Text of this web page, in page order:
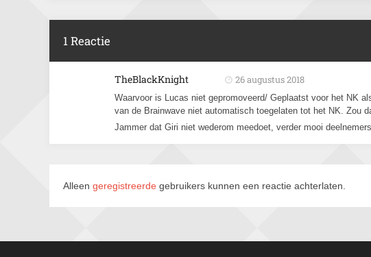
1 Reactie
TheBlackKnight 26 augustus 2018
Waarvoor is Lucas niet gepromoveerd/ Geplaatst voor het NK
van de Brainwave niet automatisch toegelaten tot het NK. Zou
Jammer dat Giri niet wederom meedoet, verder mooi
Alleen geregistreerde gebruikers kunnen een reactie achterlaten.